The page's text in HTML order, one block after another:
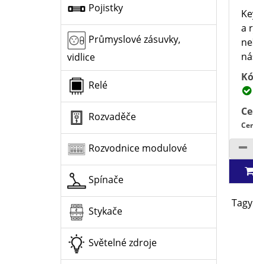
Pojistky
Průmyslové zásuvky,
vidlice
Relé
Rozvaděče
Rozvodnice modulové
Spínače
Stykače
Světelné zdroje
a